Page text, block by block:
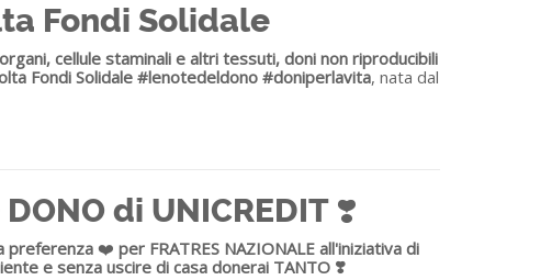
Fondi Solidale
cellule staminali e altri tessuti, doni non riproducibili
Fondi Solidale #lenotedeldono #doniperlavita, nata dal
di UNICREDIT ❣️
preferenza❤️ per FRATRES NAZIONALE all'iniziativa di
e senza uscire di casa donerai TANTO ❣️